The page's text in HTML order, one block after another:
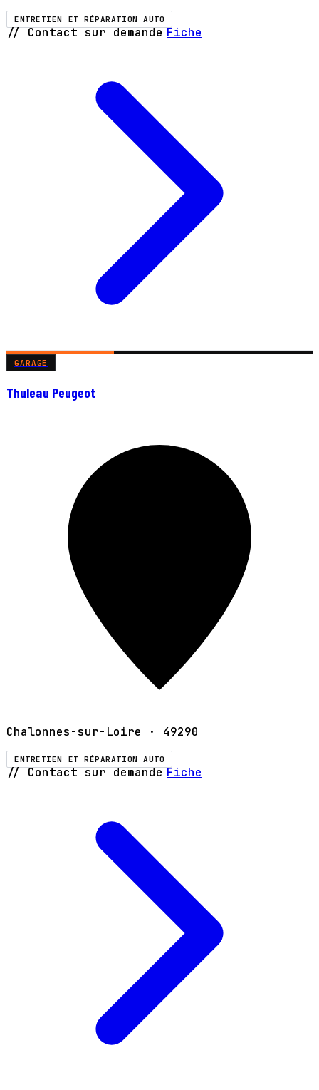
ENTRETIEN ET RÉPARATION AUTO
// Contact sur demande Fiche
GARAGE
Thuleau Peugeot
Chalonnes-sur-Loire · 49290
ENTRETIEN ET RÉPARATION AUTO
// Contact sur demande Fiche